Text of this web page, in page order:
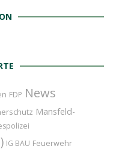
FDP News
Mansfeld-
IG BAU Feuerwehr